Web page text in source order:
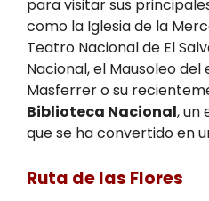
para visitar sus
como la Iglesia de la
Teatro Nacional de El
Nacional, el Mausoleo
Masferrer o su
Biblioteca Nacional, un
que se ha convertido en
Ruta de las Flores